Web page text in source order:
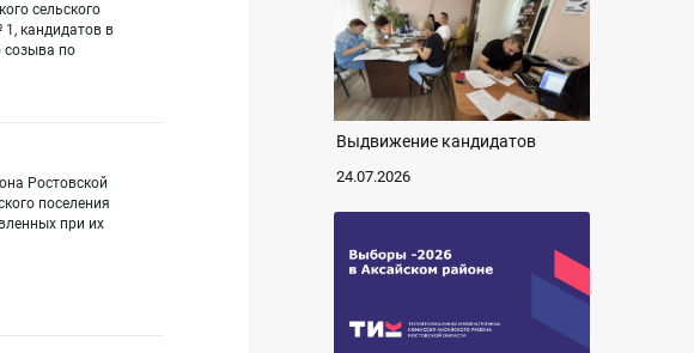
сельского
1, кандидатов в
созыва по
Ростовской
поселения
при их
Выдвижение кандидатов
24.07.2026